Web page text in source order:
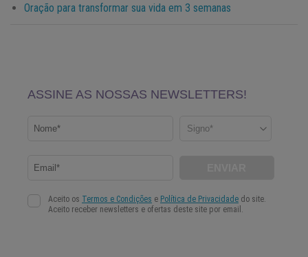
Oração para transformar sua vida em 3 semanas